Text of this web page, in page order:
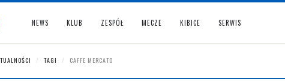
NEWS KLUB ZESPÓŁ MECZE KIBICE SERWIS
TAGI CAFFE MERCATO